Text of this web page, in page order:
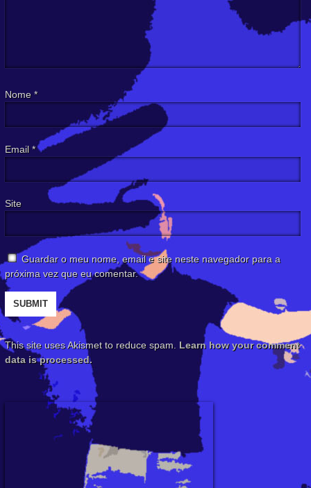
Nome *
Email *
Site
Guardar o meu nome, email e site neste navegador para a
próxima vez que eu comentar.
This site uses Akismet to reduce spam. Learn how your comment
data is processed.